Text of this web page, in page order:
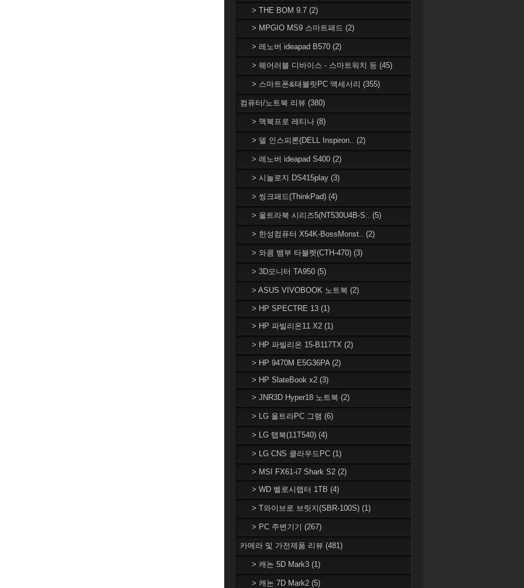
> THE BOM 9.7 (2)
> MPGIO MS9 스마트패드 (2)
> 레노버 ideapad B570 (2)
> 웨어러블 디바이스 - 스마트워치 등 (45)
> 스마트폰&태블릿PC 액세서리 (355)
컴퓨터/노트북 리뷰 (380)
> 맥북프로 레티나 (8)
> 델 인스피론(DELL Inspiron.. (2)
> 레노버 ideapad S400 (2)
> 시놀로지 DS415play (3)
> 씽크패드(ThinkPad) (4)
> 울트라북 시리즈5(NT530U4B-S.. (5)
> 한성컴퓨터 X54K-BossMonst.. (2)
> 와콤 뱀부 타블렛(CTH-470) (3)
> 3D모니터 TA950 (5)
> ASUS VIVOBOOK 노트북 (2)
> HP SPECTRE 13 (1)
> HP 파빌리온11 X2 (1)
> HP 파빌리온 15-B117TX (2)
> HP 9470M E5G36PA (2)
> HP SlateBook x2 (3)
> JNR3D Hyper18 노트북 (2)
> LG 울트라PC 그램 (6)
> LG 탭북(11T540) (4)
> LG CNS 클라우드PC (1)
> MSI FX61-i7 Shark S2 (2)
> WD 벨로시랩터 1TB (4)
> T와이브로 브릿지(SBR-100S) (1)
> PC 주변기기 (267)
카메라 및 가전제품 리뷰 (481)
> 캐논 5D Mark3 (1)
> 캐논 7D Mark2 (5)